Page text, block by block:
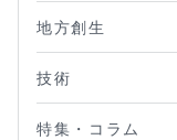
地方創生
技術
特集・コラム